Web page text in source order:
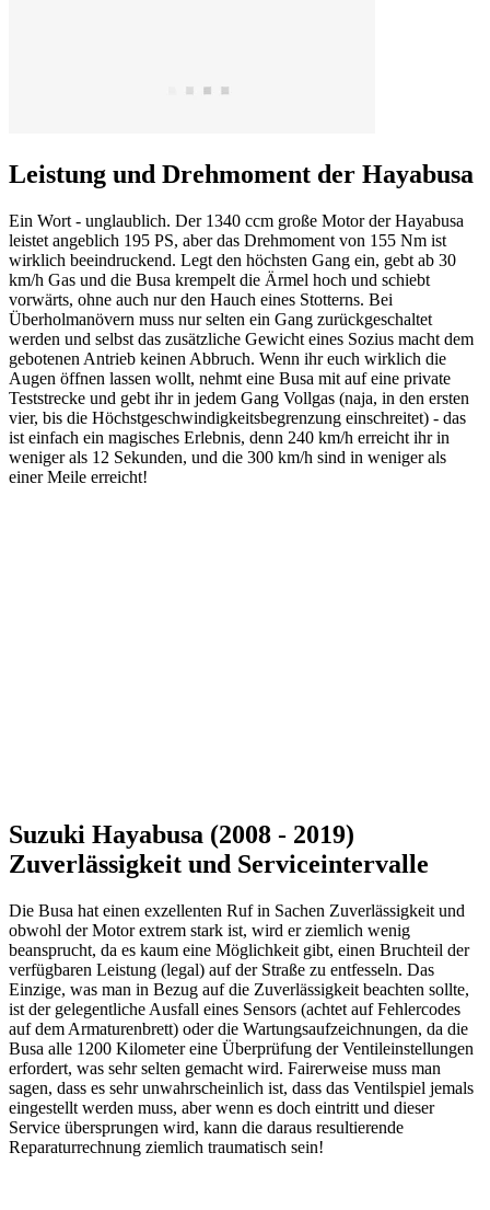
Leistung und Drehmoment der Hayabusa
Ein Wort - unglaublich. Der 1340 ccm große Motor der Hayabusa
leistet angeblich 195 PS, aber das Drehmoment von 155 Nm ist
wirklich beeindruckend. Legt den höchsten Gang ein, gebt ab 30
km/h Gas und die Busa krempelt die Ärmel hoch und schiebt
vorwärts, ohne auch nur den Hauch eines Stotterns. Bei
Überholmanövern muss nur selten ein Gang zurückgeschaltet
werden und selbst das zusätzliche Gewicht eines Sozius macht dem
gebotenen Antrieb keinen Abbruch. Wenn ihr euch wirklich die
Augen öffnen lassen wollt, nehmt eine Busa mit auf eine private
Teststrecke und gebt ihr in jedem Gang Vollgas (naja, in den ersten
vier, bis die Höchstgeschwindigkeitsbegrenzung einschreitet) - das
ist einfach ein magisches Erlebnis, denn 240 km/h erreicht ihr in
weniger als 12 Sekunden, und die 300 km/h sind in weniger als
einer Meile erreicht!
Suzuki Hayabusa (2008 - 2019)
Zuverlässigkeit und Serviceintervalle
Die Busa hat einen exzellenten Ruf in Sachen Zuverlässigkeit und
obwohl der Motor extrem stark ist, wird er ziemlich wenig
beansprucht, da es kaum eine Möglichkeit gibt, einen Bruchteil der
verfügbaren Leistung (legal) auf der Straße zu entfesseln. Das
Einzige, was man in Bezug auf die Zuverlässigkeit beachten sollte,
ist der gelegentliche Ausfall eines Sensors (achtet auf Fehlercodes
auf dem Armaturenbrett) oder die Wartungsaufzeichnungen, da die
Busa alle 1200 Kilometer eine Überprüfung der Ventileinstellungen
erfordert, was sehr selten gemacht wird. Fairerweise muss man
sagen, dass es sehr unwahrscheinlich ist, dass das Ventilspiel jemals
eingestellt werden muss, aber wenn es doch eintritt und dieser
Service übersprungen wird, kann die daraus resultierende
Reparaturrechnung ziemlich traumatisch sein!